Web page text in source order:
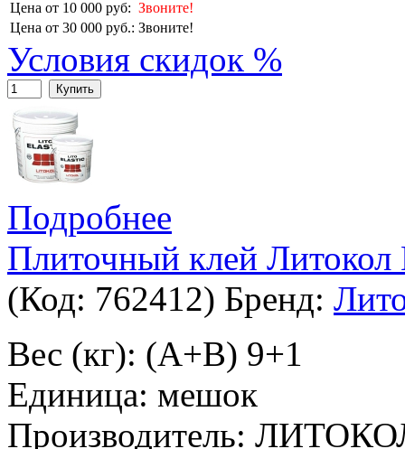
Цена от 10 000 руб: Звоните!
Цена от 30 000 руб.: Звоните!
Условия скидок %
Купить
Подробнее
Плиточный клей
(Код: 762412) Бренд:
Вес (кг): (A+B) 9+1
Единица: мешок
Производитель: